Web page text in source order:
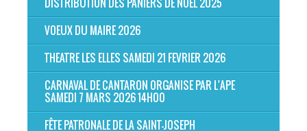
VOEUX DU MAIRE 2026
THEATRE LES ELLES SAMEDI 21 FEVRIER 2026
CARNAVAL DE CANTARON ORGANISE PAR L'APE
SAMEDI 7 MARS 2026 14H00
FÊTE PATRONALE DE LA SAINT-JOSEPH